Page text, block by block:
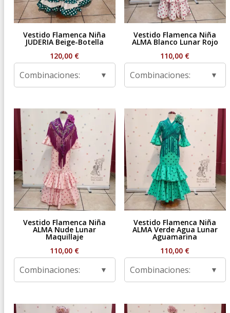
Vestido Flamenca Niña
JUDERIA Beige-Botella
120,00 €
Combinaciones:
Vestido Flamenca Niña
ALMA Blanco Lunar Rojo
110,00 €
Combinaciones:
Vestido Flamenca Niña
ALMA Nude Lunar
Maquillaje
110,00 €
Combinaciones:
Vestido Flamenca Niña
ALMA Verde Agua Lunar
Aguamarina
110,00 €
Combinaciones: